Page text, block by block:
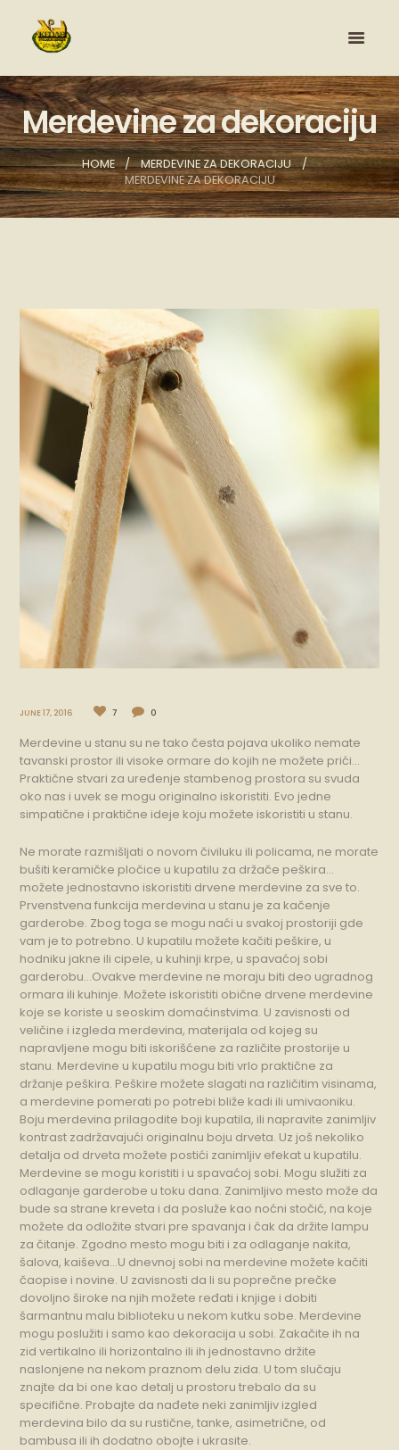
Merdevine za dekoraciju
HOME
MERDEVINE ZA DEKORACIJU
MERDEVINE ZA DEKORACIJU
JUNE 17, 2016 7 0
Merdevine u stanu su ne tako česta pojava ukoliko nemate
tavanski prostor ili visoke ormare do kojih ne možete prići…
Praktične stvari za uređenje stambenog prostora su svuda
oko nas i uvek se mogu originalno iskoristiti. Evo jedne
simpatične i praktične ideje koju možete iskoristiti u stanu.
Ne morate razmišljati o novom čiviluku ili policama, ne morate
bušiti keramičke pločice u kupatilu za držače peškira…
možete jednostavno iskoristiti drvene merdevine za sve to.
Prvenstvena funkcija merdevina u stanu je za kačenje
garderobe. Zbog toga se mogu naći u svakoj prostoriji gde
vam je to potrebno. U kupatilu možete kačiti peškire, u
hodniku jakne ili cipele, u kuhinji krpe, u spavaćoj sobi
garderobu…Ovakve merdevine ne moraju biti deo ugradnog
ormara ili kuhinje. Možete iskoristiti obične drvene merdevine
koje se koriste u seoskim domaćinstvima. U zavisnosti od
veličine i izgleda merdevina, materijala od kojeg su
napravljene mogu biti iskorišćene za različite prostorije u
stanu. Merdevine u kupatilu mogu biti vrlo praktične za
držanje peškira. Peškire možete slagati na različitim visinama,
a merdevine pomerati po potrebi bliže kadi ili umivaoniku.
Boju merdevina prilagodite boji kupatila, ili napravite zanimljiv
kontrast zadržavajući originalnu boju drveta. Uz još nekoliko
detalja od drveta možete postići zanimljiv efekat u kupatilu.
Merdevine se mogu koristiti i u spavaćoj sobi. Mogu služiti za
odlaganje garderobe u toku dana. Zanimljivo mesto može da
bude sa strane kreveta i da posluže kao noćni stočić, na koje
možete da odložite stvari pre spavanja i čak da držite lampu
za čitanje. Zgodno mesto mogu biti i za odlaganje nakita,
šalova, kaiševa…U dnevnoj sobi na merdevine možete kačiti
čaopise i novine. U zavisnosti da li su poprečne prečke
dovoljno široke na njih možete ređati i knjige i dobiti
šarmantnu malu biblioteku u nekom kutku sobe. Merdevine
mogu poslužiti i samo kao dekoracija u sobi. Zakačite ih na
zid vertikalno ili horizontalno ili ih jednostavno držite
naslonjene na nekom praznom delu zida. U tom slučaju
znajte da bi one kao detalj u prostoru trebalo da su
specifične. Probajte da nađete neki zanimljiv izgled
merdevina bilo da su rustične, tanke, asimetrične, od
bambusa ili ih dodatno obojte i ukrasite.